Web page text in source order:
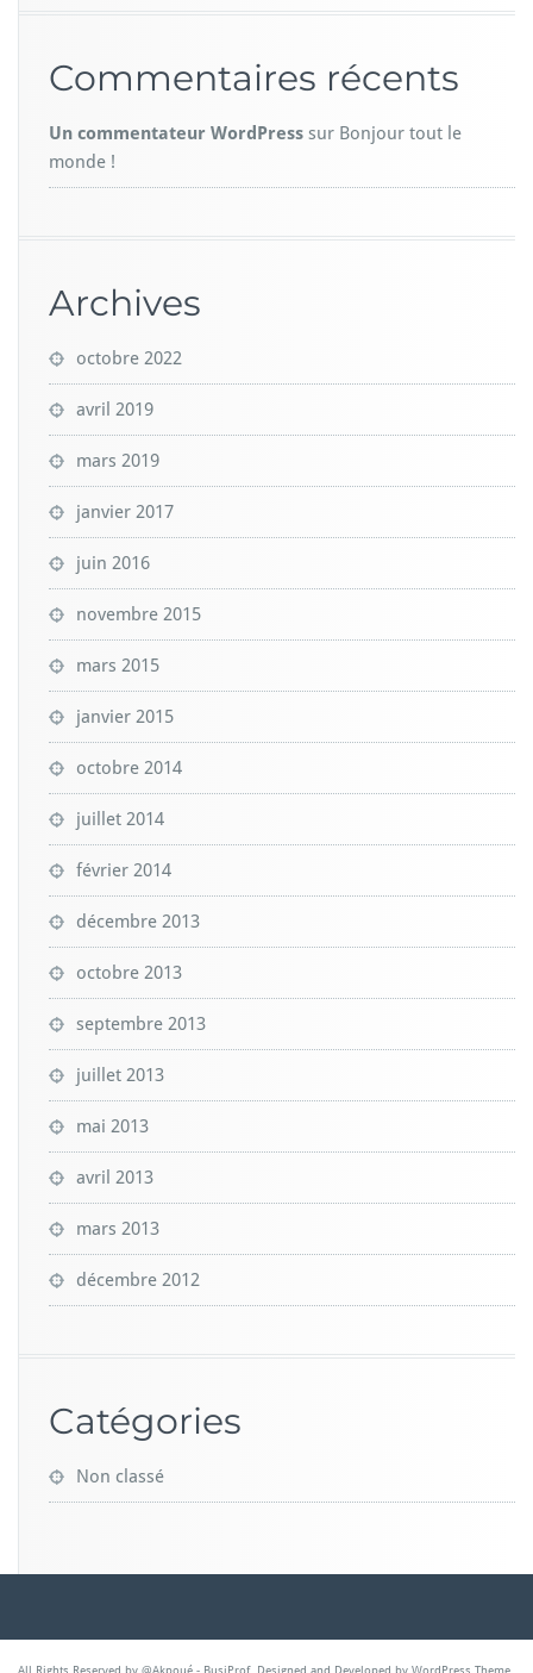
Commentaires récents
Un commentateur WordPress sur Bonjour tout le
monde !
Archives
octobre 2022
avril 2019
mars 2019
janvier 2017
juin 2016
novembre 2015
mars 2015
janvier 2015
octobre 2014
juillet 2014
février 2014
décembre 2013
octobre 2013
septembre 2013
juillet 2013
mai 2013
avril 2013
mars 2013
décembre 2012
Catégories
Non classé
All Rights Reserved by @Akpoué - BusiProf. Designed and Developed by WordPress Theme.